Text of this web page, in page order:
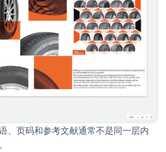
、页码和参考文献通常不是同一层内